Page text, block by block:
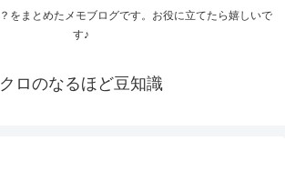
をまとめたメモブログです。お役に立てたら嬉しいで
す♪
クロのなるほど豆知識